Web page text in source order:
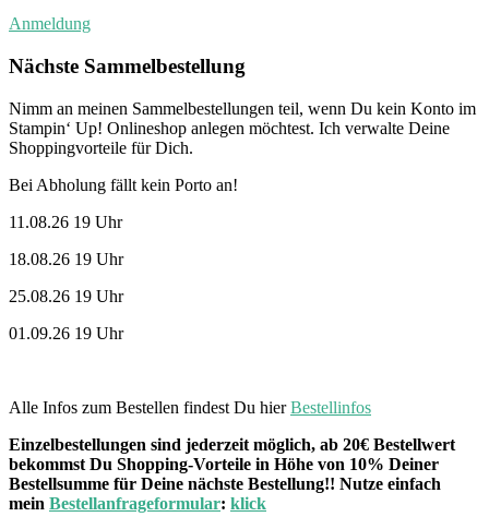
Anmeldung
Nächste Sammelbestellung
Nimm an meinen Sammelbestellungen teil, wenn Du kein Konto im
Stampin‘ Up! Onlineshop anlegen möchtest. Ich verwalte Deine
Shoppingvorteile für Dich.
Bei Abholung fällt kein Porto an!
11.08.26 19 Uhr
18.08.26 19 Uhr
25.08.26 19 Uhr
01.09.26 19 Uhr
Alle Infos zum Bestellen findest Du hierBestellinfos
Einzelbestellungen sind jederzeit möglich, ab 20€ Bestellwert
bekommst Du Shopping-Vorteile in Höhe von 10% Deiner
Bestellsumme für Deine nächste Bestellung!! Nutze einfach
mein Bestellanfrageformular: klick